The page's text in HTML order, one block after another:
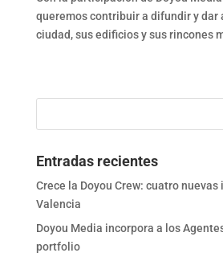
queremos contribuir a difundir y dar
ciudad, sus edificios y sus rincones
Entradas recientes
Crece la Doyou Crew: cuatro
Valencia
Doyou Media incorpora a los
portfolio